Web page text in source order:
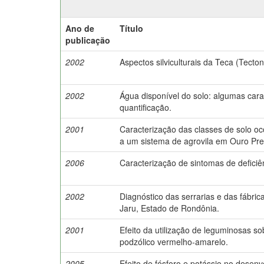
Ano de
publicação
Título
2002 Aspectos silviculturais da Teca
2002
Água disponível do solo: algumas
quantificação.
2001
Caracterização das classes de solo
a um sistema de agrovila em Ouro
2006
Caracterização de sintomas de
2002
Diagnóstico das serrarias e das
Jaru, Estado de Rondônia.
2001
Efeito da utilização de leguminosas
podzólico vermelho-amarelo.